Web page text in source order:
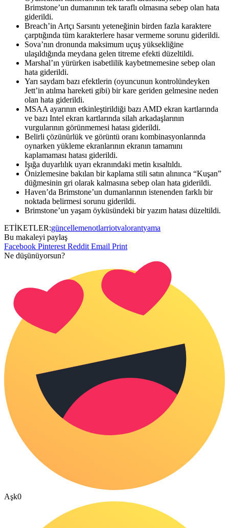
Brimstone’un dumanının tek taraflı olmasına sebep olan hata
giderildi.
Breach’in Artçı Sarsıntı yeteneğinin birden fazla karaktere
çarptığında tüm karakterlere hasar vermeme sorunu giderildi.
Sova’nın dronunda maksimum uçuş yüksekliğine
ulaşıldığında meydana gelen titreme efekti düzeltildi.
Marshal’ın yürürken isabetlilik kaybetmemesine sebep olan
hata giderildi.
Yarı saydam bazı efektlerin (oyuncunun kontrolündeyken
Jett’in atılma hareketi gibi) bir kare geriden gelmesine neden
olan hata giderildi.
MSAA ayarının etkinleştirildiği bazı AMD ekran kartlarında
ve bazı Intel ekran kartlarında silah arkadaşlarının
vurgularının görünmemesi hatası giderildi.
Belirli çözünürlük ve görüntü oranı kombinasyonlarında
oynarken yükleme ekranlarının ekranın tamamını
kaplamaması hatası giderildi.
Işığa duyarlılık uyarı ekranındaki metin kısaltıldı.
Önizlemesine bakılan bir kaplama stili satın alınınca “Kuşan”
düğmesinin gri olarak kalmasına sebep olan hata giderildi.
Haven’da Brimstone’un dumanlarının istenenden farklı bir
noktada belirmesi sorunu giderildi.
Brimstone’un yaşam öyküsündeki bir yazım hatası düzeltildi.
ETİKETLER:güncellemenotlarriotvalorantyama
Bu makaleyi paylaş
Facebook Pinterest Reddit Email Print
Ne düşünüyorsun?
Aşk0